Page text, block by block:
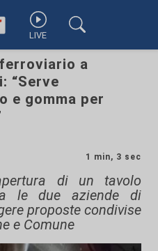
LIVE
a
“Serve
e gomma per
1 min, 3 sec
di un tavolo
le due aziende di
proposte condivise
e Comune